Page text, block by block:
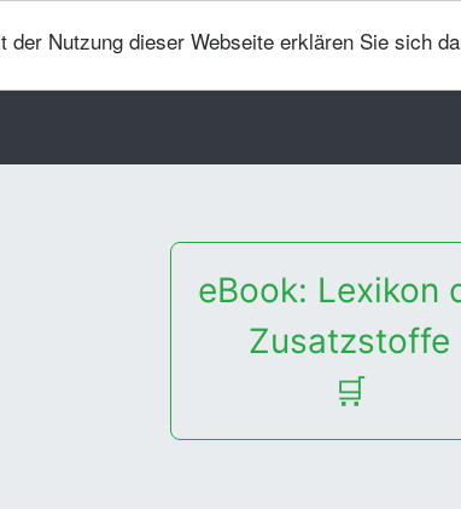
Nutzung dieser Webseite erklären Sie sich
eBook: Lexikon
Zusatzstoffe
🛒